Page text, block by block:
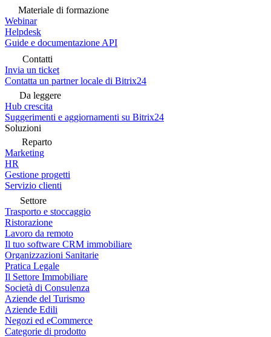
Materiale di formazione
Webinar
Helpdesk
Guide e documentazione API
Contatti
Invia un ticket
Contatta un partner locale di Bitrix24
Da leggere
Hub crescita
Suggerimenti e aggiornamenti su Bitrix24
Soluzioni
Reparto
Marketing
HR
Gestione progetti
Servizio clienti
Settore
Trasporto e stoccaggio
Ristorazione
Lavoro da remoto
Il tuo software CRM immobiliare
Organizzazioni Sanitarie
Pratica Legale
Il Settore Immobiliare
Società di Consulenza
Aziende del Turismo
Aziende Edili
Negozi ed eCommerce
Categorie di prodotto